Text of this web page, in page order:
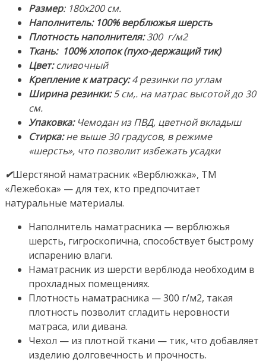
верблюжья
шерсть.
Ткань:
100%
Хлопок-
Тик.
Производство:
«Лежебока»,
Россия
Размер: 180х200 см.
Наполнитель: 100% верблюжья шерсть
Плотность наполнителя:300 г/м2
Ткань: 100% хлопок (пухо-держащий тик)
Цвет:сливочный
Крепление к матрасу:4 резинки по углам
Ширина резинки:5 см,. на матрас высотой до 30
см.
Упаковка:Чемодан из ПВД, цветной вкладыш
Стирка:не выше 30 градусов, в режиме
«шерсть», что позволит избежать усадки
✔Шерстяной наматрасник «Верблюжка», ТМ
«Лежебока» — для тех, кто предпочитает
натуральные материалы.
Наполнитель наматрасника — верблюжья
шерсть, гигроскопична, способствует быстрому
испарению влаги.
Наматрасник из шерсти верблюда необходим в
прохладных помещениях.
Плотность наматрасника — 300 г/м2, такая
плотность позволит сгладить неровности
матраса, или дивана.
Чехол — из плотной ткани — тик, что добавляет
изделию долговечность и прочность.